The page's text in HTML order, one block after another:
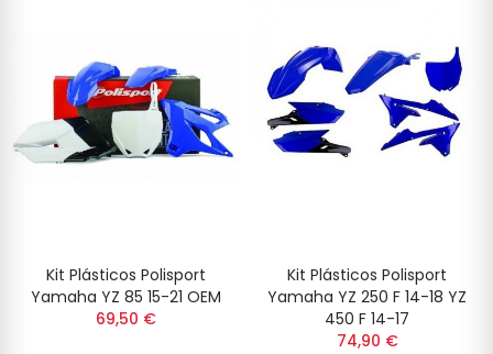
Kit Plásticos Polisport
Yamaha YZ 85 15-21 OEM
69,50 €
Kit Plásticos Polisport
Yamaha YZ 250 F 14-18 YZ
450 F 14-17
74,90 €